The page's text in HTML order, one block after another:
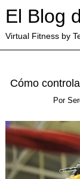
El Blog
Virtual Fitness by
Cómo
Por